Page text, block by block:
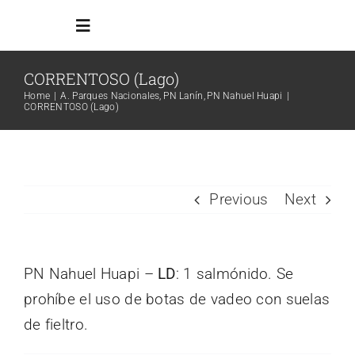
Toggle
Navigation
Inicio
Links
CORRENTOSO (Lago)
Home A. Parques Nacionales PN Lanín PN Nahuel Huapi
CORRENTOSO (Lago)
Previous Next
PN Nahuel Huapi – LD: 1 salmónido. Se
prohíbe el uso de botas de vadeo con suelas
de fieltro.